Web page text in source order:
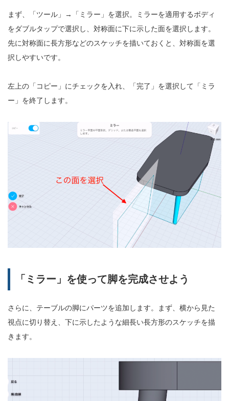
まず、「ツール」→「ミラー」を選択。ミラーを適用するボディ
をダブルタップで選択し、対称面に下に示した面を選択します。
先に対称面に長方形などのスケッチを描いておくと、対称面を選
択しやすいです。
左上の「コピー」にチェックを入れ、「完了」を選択して「ミラ
ー」を終了します。
「ミラー」を使って脚を完成させよう
さらに、テーブルの脚にパーツを追加します。まず、横から見た
視点に切り替え、下に示したような細長い長方形のスケッチを描
きます。